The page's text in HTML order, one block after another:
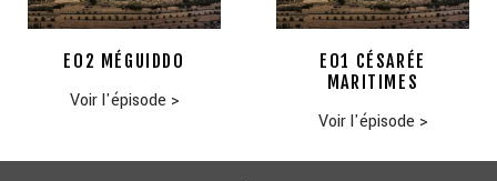
E02 MÉGUIDDO
Voir l'épisode >
E01 CÉSARÉE
MARITIMES
Voir l'épisode >